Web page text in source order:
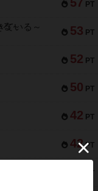
PT
53 PT
いる～
52 PT
50 PT
42 PT
42 PT
PT